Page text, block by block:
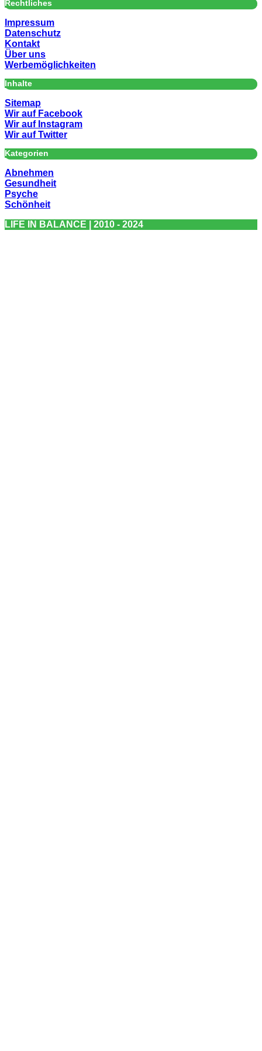
Rechtliches
Impressum
Datenschutz
Kontakt
Über uns
Werbemöglichkeiten
Inhalte
Sitemap
Wir auf Facebook
Wir auf Instagram
Wir auf Twitter
Kategorien
Abnehmen
Gesundheit
Psyche
Schönheit
LIFE IN BALANCE | 2010 - 2024